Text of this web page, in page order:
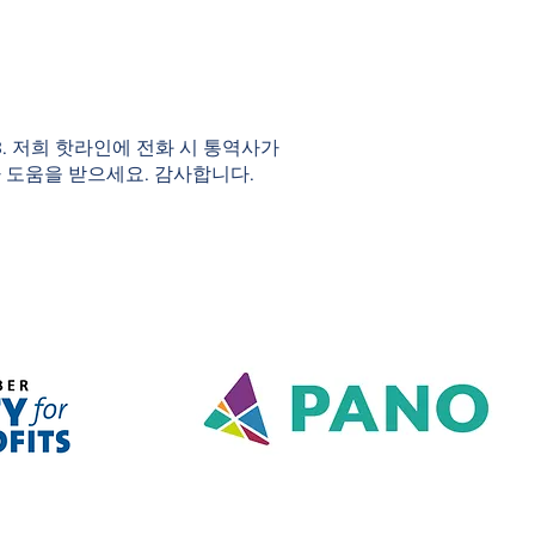
저희 핫라인에 전화 시 통역사가
움을 받으세요. 감사합니다.